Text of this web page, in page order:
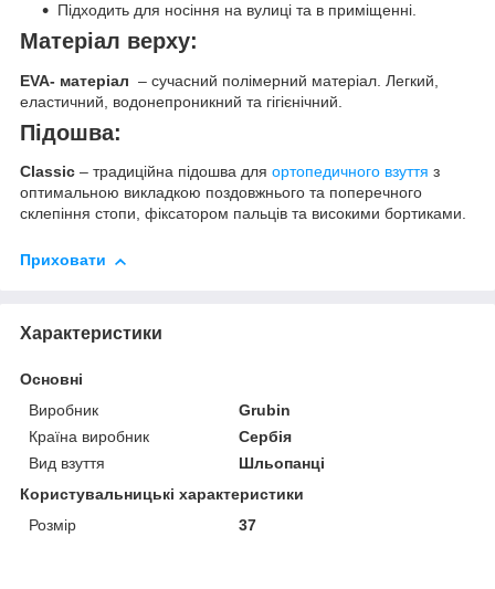
Підходить для носіння на вулиці та в приміщенні.
Матеріал верху:
EVA- матеріал – сучасний полімерний матеріал. Легкий,
еластичний, водонепроникний та гігієнічний.
Підошва:
Classic – традиційна підошва для ортопедичного взуття з
оптимальною викладкою поздовжнього та поперечного
склепіння стопи, фіксатором пальців та високими бортиками.
Приховати
Характеристики
Основні
Виробник
Grubin
Країна виробник
Сербія
Вид взуття
Шльопанці
Користувальницькі характеристики
Розмір
37